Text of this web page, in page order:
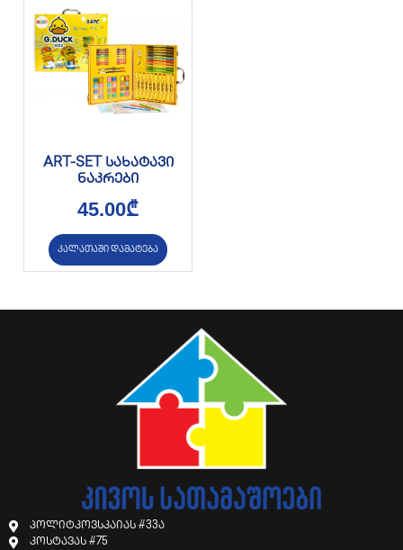
ART-SET სახატავი
ნაკრები
45.00₾
კალათაში დამატება
პოლიტკოვსკაიას #33ა
კოსტავას #75